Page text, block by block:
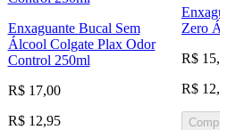
Enxaguante Bucal Sem
Álcool Colgate Plax Odor
Control 250ml
R$ 17,00
R$ 12,95
Zero
R$
R$